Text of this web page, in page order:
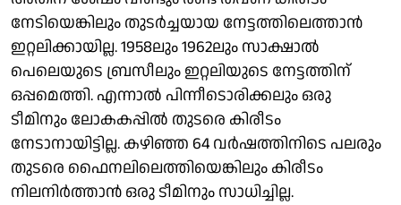
നേടിയെങ്കിലും തുടർച്ചയായ നേട്ടത്തിലെത്താൻ
ഇറ്റലിക്കായില്ല. 1958ലും 1962ലും സാക്ഷാൽ
പെലെയുടെ ബ്രസീലും ഇറ്റലിയുടെ നേട്ടത്തിന്
ഒപ്പമെത്തി. എന്നാൽ പിന്നീടൊരിക്കലും ഒരു
ടീമിനും ലോകകപ്പിൽ തുടരെ കിരീടം
നേടാനായിട്ടില്ല. കഴിഞ്ഞ 64 വർഷത്തിനിടെ പലരും
തുടരെ ഫൈനലിലെത്തിയെങ്കിലും കിരീടം
നിലനിർത്താൻ ഒരു ടീമിനും സാധിച്ചില്ല.